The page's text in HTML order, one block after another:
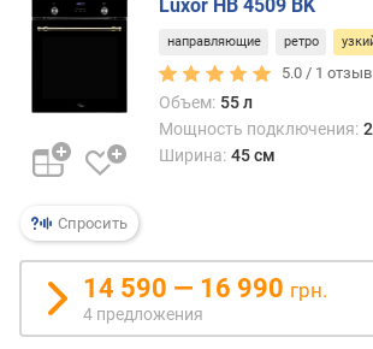
я
к
о
л
ч
е
с
т
Спросить
Luxor HB 4509 BK
направляющие ретро
5.0 / 1 отзыв
Объем: 55 л
Мощность подключения:
Ширина: 45 см
14 590 — 16 990 грн.
4 предложения